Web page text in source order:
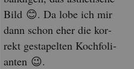
Bild 😊. Da lobe ich mir
dann schon eher die kor­
rekt ge­sta­pel­ten Koch­fo­li­
an­ten 😉.